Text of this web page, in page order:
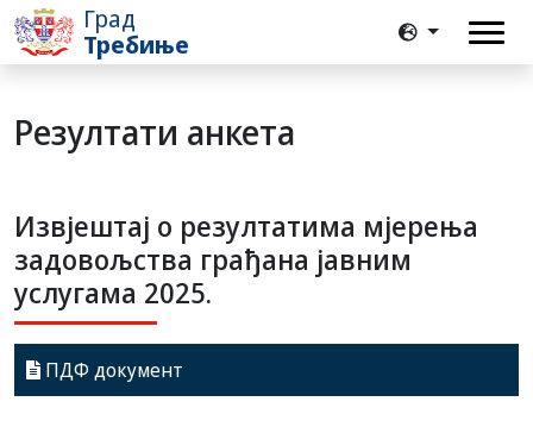
Град
Требиње
Резултати анкета
Извјештај о резултатима мјерења
задовољства грађана јавним
услугама 2025.
ПДФ документ